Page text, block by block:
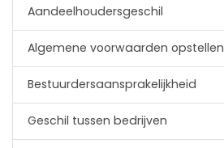
Aandeelhoudersgeschil
Algemene voorwaarden opstellen
Bestuurdersaansprakelijkheid
Geschil tussen bedrijven